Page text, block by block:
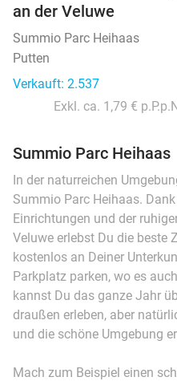
an der Veluwe
Summio Parc Heihaas
Putten
Verkauft: 2.537
Exkl. ca. 1,79 €
Summio Parc Heihaas
In der naturreichen
Summio Parc Heihaas.
Einrichtungen und der
Veluwe erlebst Du die beste
kostenlos an Deiner
Parkplatz parken, wo es
kannst Du das ganze Jahr
draußen erleben, aber
und die schöne Umgebung
Mach zum Beispiel einen